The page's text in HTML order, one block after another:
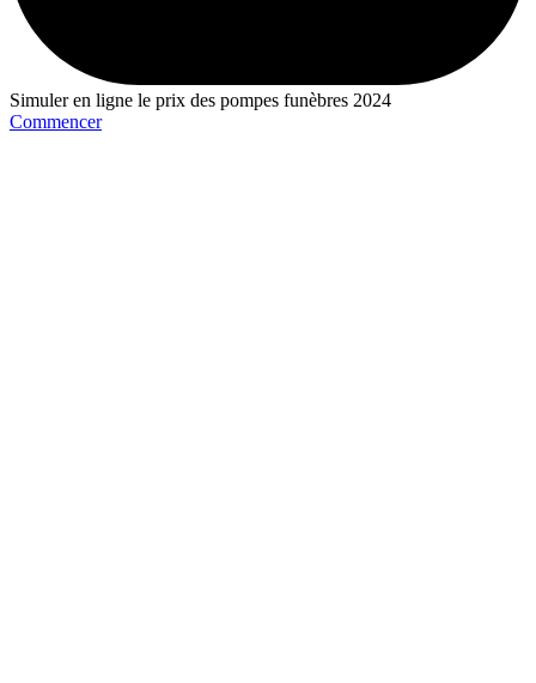
Simuler en ligne le prix des pompes funèbres 2024
Commencer